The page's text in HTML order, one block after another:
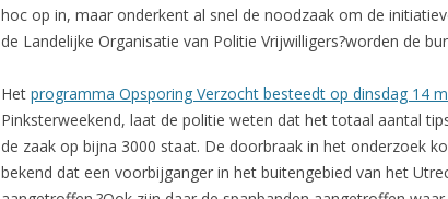
hoc op in, maar onderkent al snel de noodzaak om de
de Landelijke Organisatie van Politie Vrijwilligers?worden de
Het programma Opsporing Verzocht besteedt op dinsdag 14
Pinksterweekend, laat de politie weten dat het totaal aantal
de zaak op bijna 3000 staat. De doorbraak in het onderzoek
bekend dat een voorbijganger in het buitengebied van het